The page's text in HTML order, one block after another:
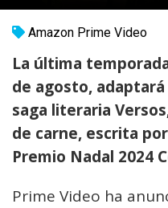
Amazon Prime Video
La última
de agosto,
saga literaria
de carne, escrita
Premio Nadal 2024
Prime Video ha